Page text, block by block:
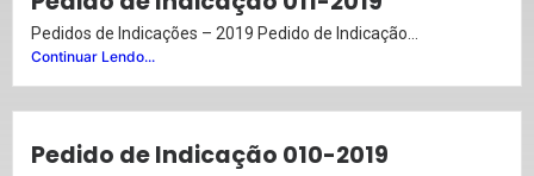
Pedidos de Indicações – 2019 Pedido de Indicação...
Continuar Lendo...
Pedido de Indicação 010-2019